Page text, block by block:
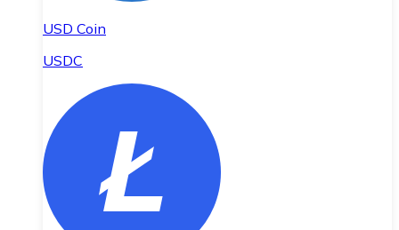
USD Coin
USDC